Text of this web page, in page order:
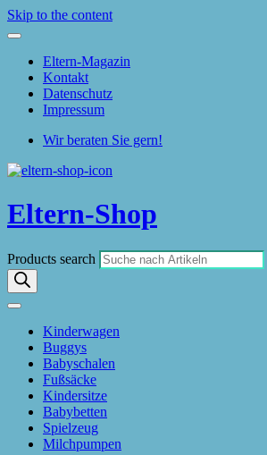
Skip to the content
Eltern-Magazin
Kontakt
Datenschutz
Impressum
Wir beraten Sie gern!
Eltern-Shop
Products search
Kinderwagen
Buggys
Babyschalen
Fußsäcke
Kindersitze
Babybetten
Spielzeug
Milchpumpen